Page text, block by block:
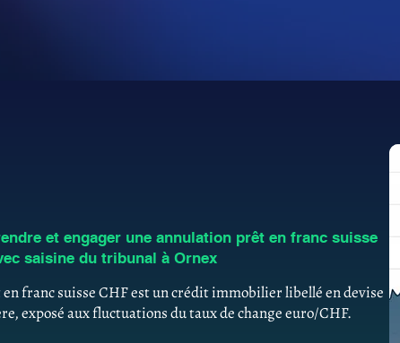
et engager une annulation prêt en franc suisse
saisine du tribunal à Ornex
franc suisse CHF est un crédit immobilier libellé en devise
exposé aux fluctuations du taux de change euro/CHF.